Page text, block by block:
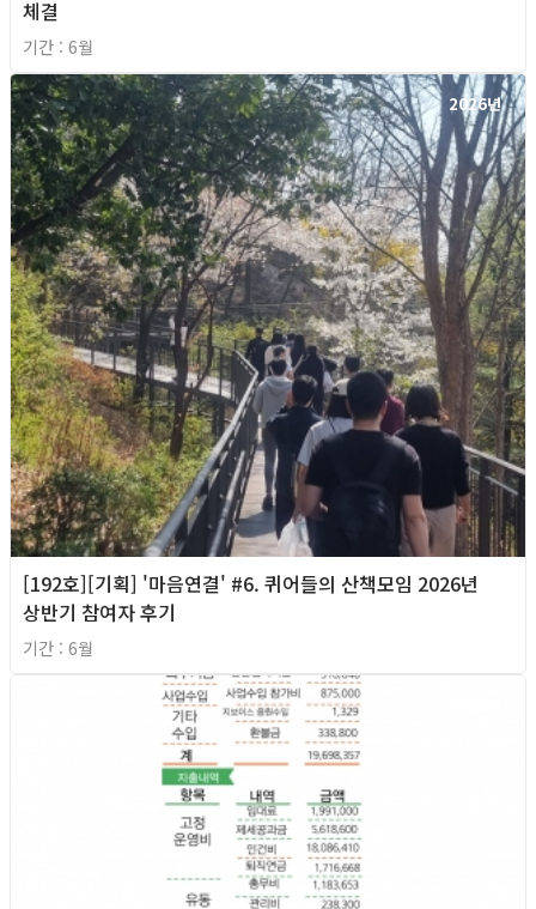
체결
기간 : 6월
2026년
[192호][기획] '마음연결' #6. 퀴어들의 산책모임 2026년
상반기 참여자 후기
기간 : 6월